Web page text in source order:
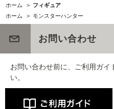
ホーム > フィギュア
ホーム
> モンスターハンター
お問い合わせ
お問い合わせ前に、ご利用ガイ
い。